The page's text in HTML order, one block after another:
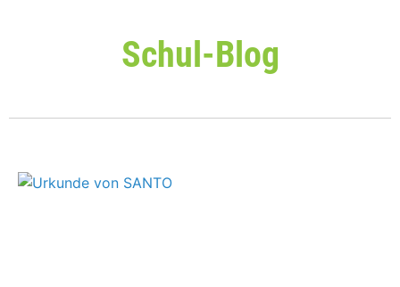
Schul-Blog